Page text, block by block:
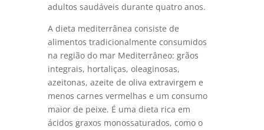
adultos saudáveis durante quatro anos.
A dieta mediterrânea consiste de
alimentos tradicionalmente consumidos
na região do mar Mediterrâneo: grãos
integrais, hortaliças, oleaginosas,
azeitonas, azeite de oliva extravirgem e
menos carnes vermelhas e um consumo
maior de peixe. É uma dieta rica em
ácidos graxos monossaturados, como o